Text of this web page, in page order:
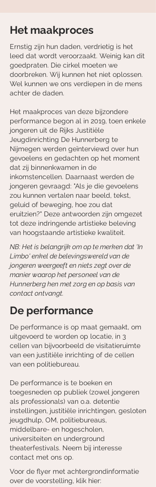
Het maakproces
Ernstig zijn hun daden, verdrietig is het
leed dat wordt veroorzaakt. Weinig kan dit
goedpraten. Die cirkel moeten we
doorbreken. Wij kunnen het niet oplossen.
Wel kunnen we ons verdiepen in de mens
achter de daden.
Het maakproces van deze bijzondere
performance begon al in 2019, toen enkele
jongeren uit de Rijks Justitiële
Jeugdinrichting De Hunnerberg te
Nijmegen werden geïnterviewd over hun
gevoelens en gedachten op het moment
dat zij binnenkwamen in de
inkomstencellen. Daarnaast werden de
jongeren gevraagd: "Als je die gevoelens
zou kunnen vertalen naar beeld, tekst,
geluid of beweging, hoe zou dat
eruitzien?" Deze antwoorden zijn omgezet
tot deze indringende artistieke beleving
van hoogstaande artistieke kwaliteit.
NB: Het is belangrijk om op te merken dat 'In
Limbo' enkel de belevingswereld van de
jongeren weergeeft en niets zegt over de
manier waarop het personeel van de
Hunnerberg hen met zorg en op basis van
contact ontvangt.
De performance
De performance is op maat gemaakt, om
uitgevoerd te worden op locatie, in 3
cellen van bijvoorbeeld de visitatieruimte
van een justitiële inrichting of de cellen
van een politiebureau.
De performance is te boeken en
toegesneden op publiek (zowel jongeren
als professionals) van o.a. detentie
instellingen, justitiële inrichtingen, gesloten
jeugdhulp, OM, politiebureaus,
middelbare- en hogescholen,
universiteiten en underground
theaterfestivals. Neem bij interesse
contact met ons op.
Voor de flyer met achtergrondinformatie
over de voorstelling, klik hier: